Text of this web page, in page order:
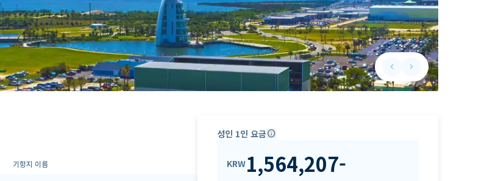
keyboard_arrow_leftPrevious slide
keyboard_arrow_rightNext slide
기항지 이름
성인 1인 요금info
KRW1,564,207-